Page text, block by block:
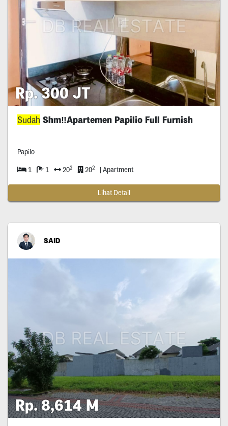
Rp. 300 JT
Sudah Shm‼️Apartemen Papilio Full Furnish
Papilo
1 1 202 202 | Apartment
Lihat Detail
SAID
Rp. 8,614 M